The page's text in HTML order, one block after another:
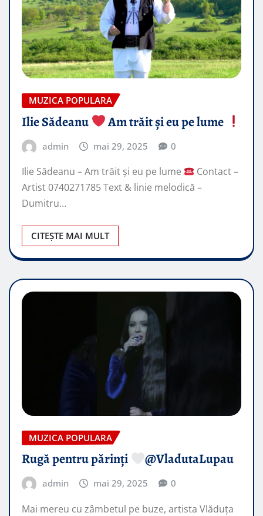
MUZICA POPULARA
Ilie Sădeanu Am trăit și eu pe lume
admin mai 29, 2025 0
Ilie Sădeanu – Am trăit și eu pe lume
Contact –
Artist 0740271785 Text & linie melodică –
Dumitru…
CITEȘTE MAI MULT
MUZICA POPULARA
Rugă pentru părinți @VladutaLupau
admin mai 29, 2025 0
Mai mereu cu zâmbetul pe buze, artista Vlăduța